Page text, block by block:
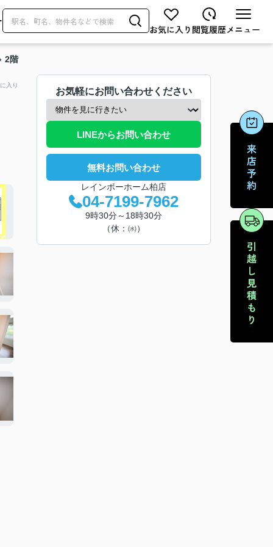
2階
入り
お気軽にお問い合わせください
LINEからお問い合わせ
無料お問い合わせ
レインボーホーム柏店
04-7199-7962
9時30分～18時30分
（休：㈬）